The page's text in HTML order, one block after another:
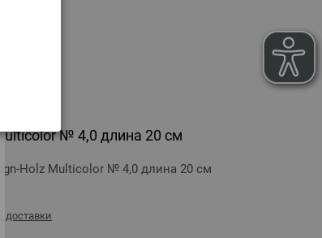
№ 4,0 длина 20 см
Holz Multicolor № 4,0 длина 20 см
доставки